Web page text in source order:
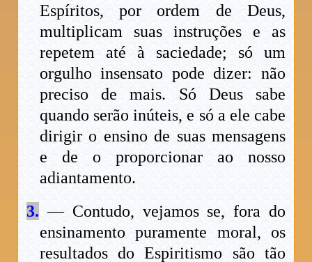
Espíritos, por ordem de Deus,
multiplicam suas instruções e as
repetem até à saciedade; só um
orgulho insensato pode dizer: não
preciso de mais. Só Deus sabe
quando serão inúteis, e só a ele cabe
dirigir o ensino de suas mensagens
e de o proporcionar ao nosso
adiantamento.
3. — Contudo, vejamos se, fora do
ensinamento puramente moral, os
resultados do Espiritismo são tão